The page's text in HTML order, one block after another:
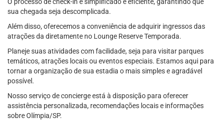
sua chegada seja descomplicada.
Além disso, oferecemos a conveniência de adquirir ingressos das
atrações da diretamente no Lounge Reserve Temporada.
Planeje suas atividades com facilidade, seja para visitar parques
temáticos, atrações locais ou eventos especiais. Estamos aqui para
tornar a organização de sua estadia o mais simples e agradável
possível.
Nosso serviço de concierge está à disposição para oferecer
assistência personalizada, recomendações locais e informações
sobre Olímpia/SP.